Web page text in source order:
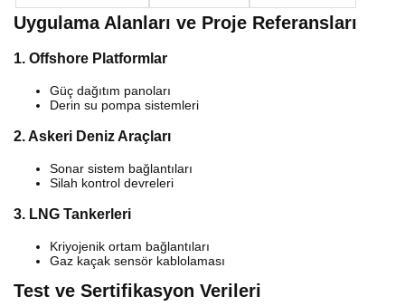
Uygulama Alanları ve Proje Referansları
1. Offshore Platformlar
Güç dağıtım panoları
Derin su pompa sistemleri
2. Askeri Deniz Araçları
Sonar sistem bağlantıları
Silah kontrol devreleri
3. LNG Tankerleri
Kriyojenik ortam bağlantıları
Gaz kaçak sensör kablolaması
Test ve Sertifikasyon Verileri